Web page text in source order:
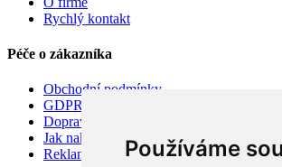
Používáme
Rychlý kontakt
Péče o zákazníka
Obchodní podmínky
GDPR
Doprava
Jak nakupovat
Reklamace